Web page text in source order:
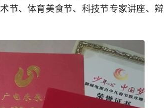
节、体育美食节、科技节专家讲座、辩